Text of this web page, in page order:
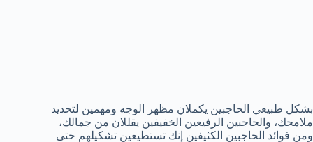
بشكل طبيعي الحاجبين يكملان مظهر الوجه ومهمين لتحديد
ملامحك، والحاجبين الرفيعين الخفيفين يقللان من جمالك،
ومن فوائد الحاجبين الكثيفين إنك تستطيعين تشكيلهم حتى